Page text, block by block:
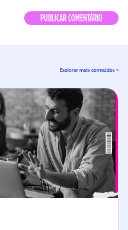
Explorar mais conteúdos >